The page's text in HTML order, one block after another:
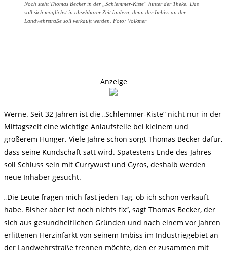
Noch steht Thomas Becker in der „Schlemmer-Kiste“ hinter der Theke. Das
soll sich möglichst in absehbarer Zeit ändern, denn der Imbiss an der
Landwehrstraße soll verkauft werden. Foto: Volkmer
Anzeige
Werne. Seit 32 Jahren ist die „Schlemmer-Kiste“ nicht nur in der
Mittagszeit eine wichtige Anlaufstelle bei kleinem und
größerem Hunger. Viele Jahre schon sorgt Thomas Becker dafür,
dass seine Kundschaft satt wird. Spätestens Ende des Jahres
soll Schluss sein mit Currywust und Gyros, deshalb werden
neue Inhaber gesucht.
„Die Leute fragen mich fast jeden Tag, ob ich schon verkauft
habe. Bisher aber ist noch nichts fix“, sagt Thomas Becker, der
sich aus gesundheitlichen Gründen und nach einem vor Jahren
erlittenen Herzinfarkt von seinem Imbiss im Industriegebiet an
der Landwehrstraße trennen möchte, den er zusammen mit